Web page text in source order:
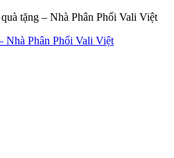
tặng – Nhà Phân Phối Vali Việt